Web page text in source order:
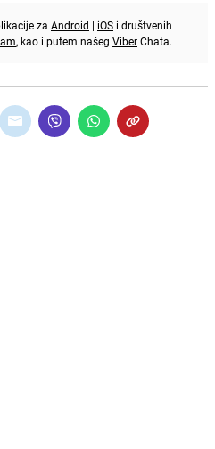
za Android | iOS i društvenih
, kao i putem našeg ViberChata.